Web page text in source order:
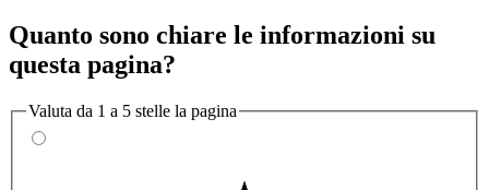
Quanto sono chiare le informazioni su
questa pagina?
Valuta da 1 a 5 stelle la pagina